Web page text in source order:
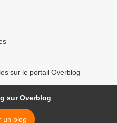
sur le portail Overblog
sur Overblog
un blog